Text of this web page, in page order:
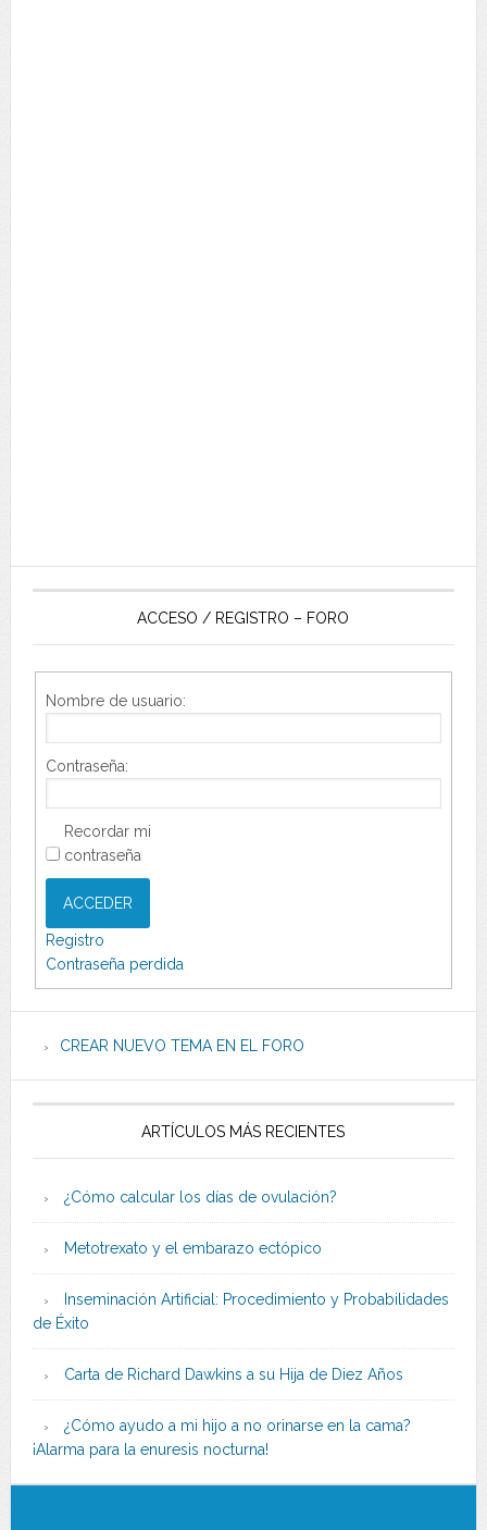
ACCESO / REGISTRO – FORO
Nombre de usuario:
Contraseña:
Recordar mi
contraseña
ACCEDER
Registro
Contraseña perdida
CREAR NUEVO TEMA EN EL FORO
ARTÍCULOS MÁS RECIENTES
¿Cómo calcular los días de ovulación?
Metotrexato y el embarazo ectópico
Inseminación Artificial: Procedimiento y Probabilidades
de Éxito
Carta de Richard Dawkins a su Hija de Diez Años
¿Cómo ayudo a mi hijo a no orinarse en la cama?
¡Alarma para la enuresis nocturna!